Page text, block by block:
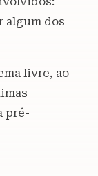
algum dos
livre, ao
pré-